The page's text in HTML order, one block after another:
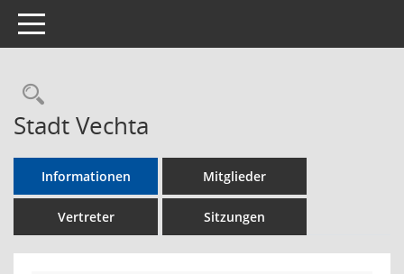
Toggle navigation
Rechercheauswahl
Stadt Vechta
Informationen Mitglieder
Vertreter Sitzungen